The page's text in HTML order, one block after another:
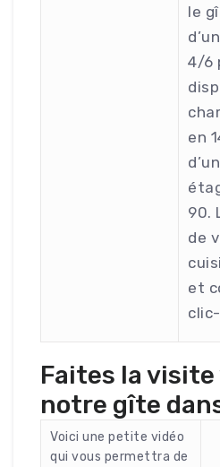
le
4/6
en
90.
de
et
Faites la
notre gîte
Voici une petite vidéo
qui vous permettra de